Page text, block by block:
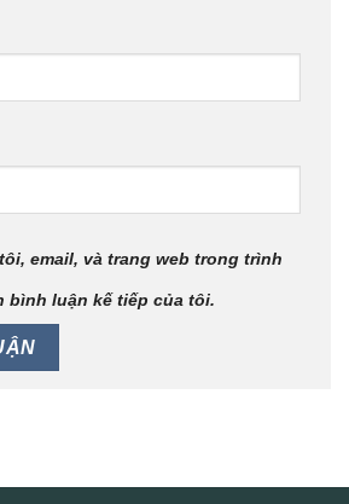
email, và trang web trong trình
bình luận kế tiếp của tôi.